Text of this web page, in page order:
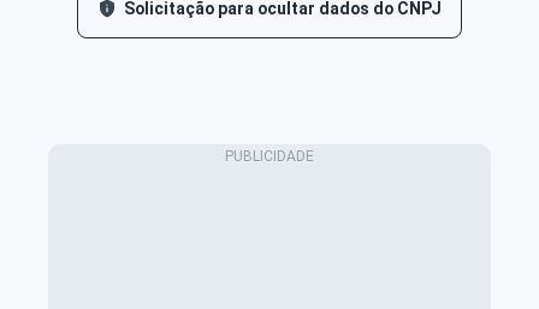
Solicitação para ocultar dados do CNPJ